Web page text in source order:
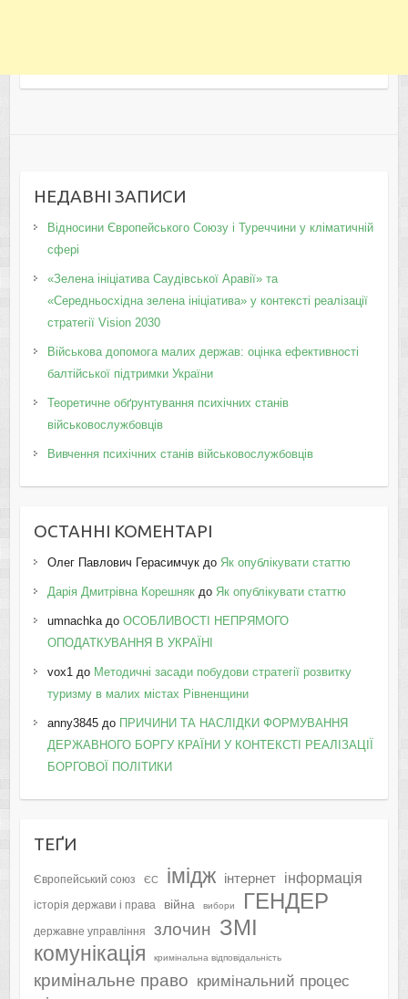
НЕДАВНІ ЗАПИСИ
Відносини Європейського Союзу і Туреччини у кліматичній
сфері
«Зелена ініціатива Саудівської Аравії» та
«Середньосхідна зелена ініціатива» у контексті реалізації
стратегії Vision 2030
Військова допомога малих держав: оцінка ефективності
балтійської підтримки України
Теоретичне обґрунтування психічних станів
військовослужбовців
Вивчення психічних станів військовослужбовців
ОСТАННІ КОМЕНТАРІ
Олег Павлович Герасимчукдо Як опублікувати статтю
Дарія Дмитрівна Корешнякдо Як опублікувати статтю
umnachkaдо ОСОБЛИВОСТІ НЕПРЯМОГО
ОПОДАТКУВАННЯ В УКРАЇНІ
vox1 до Методичні засади побудови стратегії розвитку
туризму в малих містах Рівненщини
anny3845до ПРИЧИНИ ТА НАСЛІДКИ ФОРМУВАННЯ
ДЕРЖАВНОГО БОРГУ КРАЇНИ У КОНТЕКСТІ РЕАЛІЗАЦІЇ
БОРГОВОЇ ПОЛІТИКИ
ТЕҐИ
Європейський союз ЄС імідж інтернет інформація
історія держави і права війна вибори ГЕНДЕР
державне управління злочин ЗМІ
комунікація кримінальна відповідальність
кримінальне право кримінальний процес